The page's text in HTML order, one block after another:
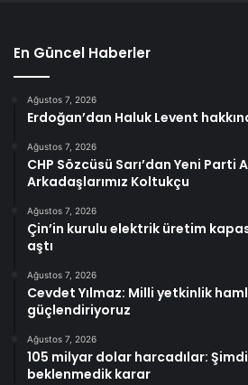
En Güncel Haberler
Ağustos 7, 2026
Erdoğan’dan Haluk Levent
Ağustos 7, 2026
CHP Sözcüsü Sarı’dan Yeni Parti
Arkadaşlarımız Koltukçu
Ağustos 7, 2026
Çin’in kurulu elektrik üretim
aştı
Ağustos 7, 2026
Cevdet Yılmaz: Milli yetkinlik
güçlendiriyoruz
Ağustos 7, 2026
105 milyar dolar harcadılar:
beklenmedik karar